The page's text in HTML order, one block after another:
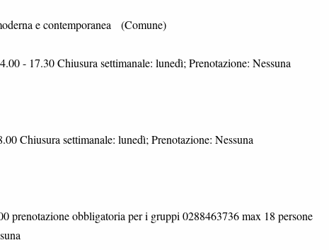
e contemporanea (Comune)
- 17.30 Chiusura settimanale: lunedì; Prenotazione: Nessuna
Chiusura settimanale: lunedì; Prenotazione: Nessuna
prenotazione obbligatoria per i gruppi 0288463736 max 18 persone